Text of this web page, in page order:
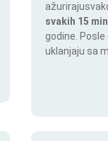
svakih 15
godine.
uklanjaju sa